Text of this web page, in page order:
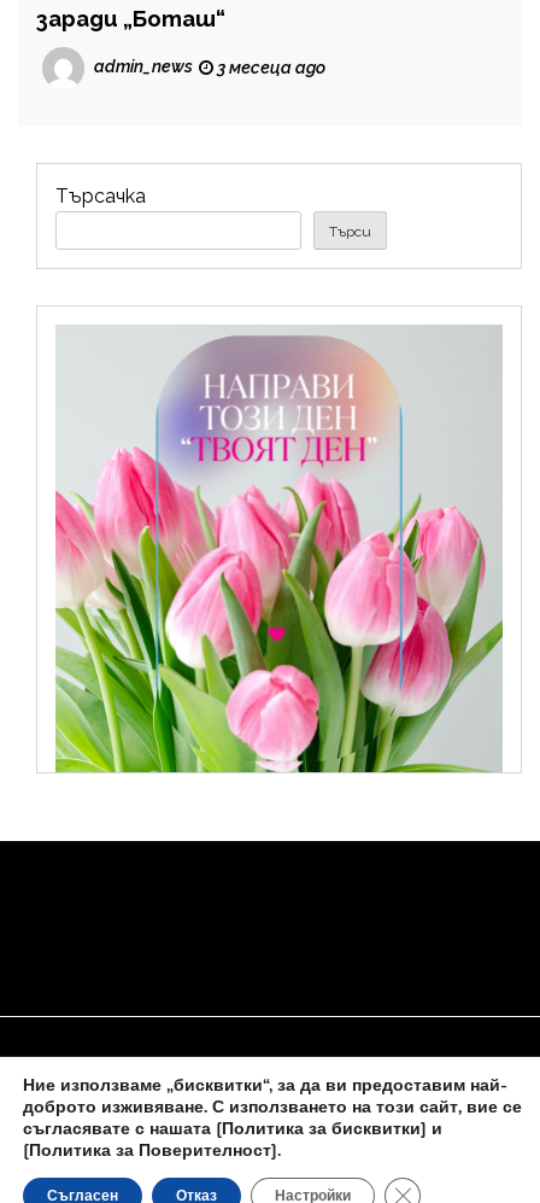
заради „Боташ“
admin_news 3 месеца ago
Търсачка
Търси
НАЧАЛО ЗА НАС ПОЛИТИКА ЗА БИСКВИТКИ
КОНТАКТИ С НАС
Ние използваме „бисквитки“, за да ви предоставим най-
доброто изживяване. С използването на този сайт, вие се
съгласявате с нашата [Политика за бисквитки] и
[Политика за Поверителност].
Съгласен Отказ Настройки Close GDPR